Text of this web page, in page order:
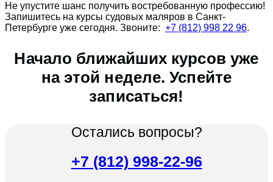
Не упустите шанс получить востребованную профессию!
Запишитесь на курсы судовых маляров в Санкт-
Петербурге уже сегодня. Звоните: +7 (812) 998 22 96.
Начало ближайших курсов уже
на этой неделе. Успейте
записаться!
Остались вопросы?
+7 (812) 998-22-96